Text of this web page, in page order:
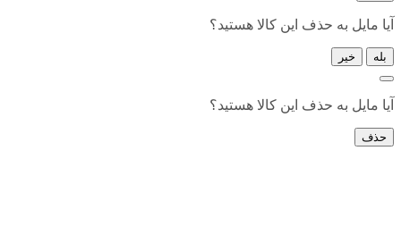
آیا مایل به حذف این کالا هستید؟
بله خیر
آیا مایل به حذف این کالا هستید؟
حذف